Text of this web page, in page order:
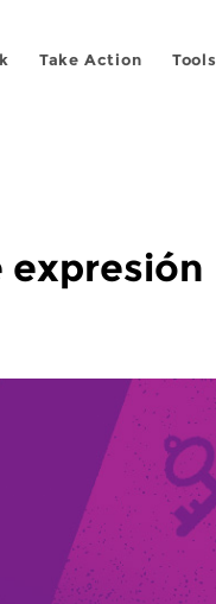
Take Action Tools
expresión